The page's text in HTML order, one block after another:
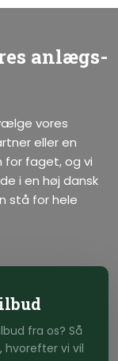
anlægs-
vores
eller en
for faget, og vi
i en høj dansk
stå for hele
fra os? Så
hvorefter vi vil